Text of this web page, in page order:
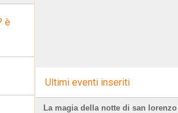
è
Ultimi eventi inseriti
La magia della notte di san lorenzo